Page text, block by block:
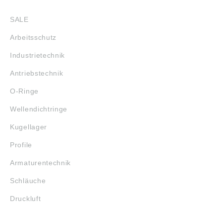
SALE
Arbeitsschutz
Industrietechnik
Antriebstechnik
O-Ringe
Wellendichtringe
Kugellager
Profile
Armaturentechnik
Schläuche
Druckluft